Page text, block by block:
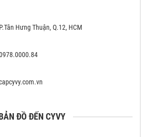
Hưng Thuận, Q.12, HCM
ĐỒ ĐẾN CYVY